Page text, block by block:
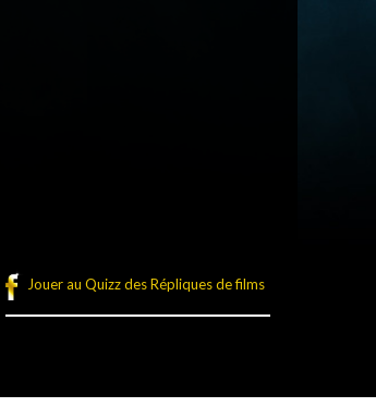
Jouer au Quizz des Répliques de films